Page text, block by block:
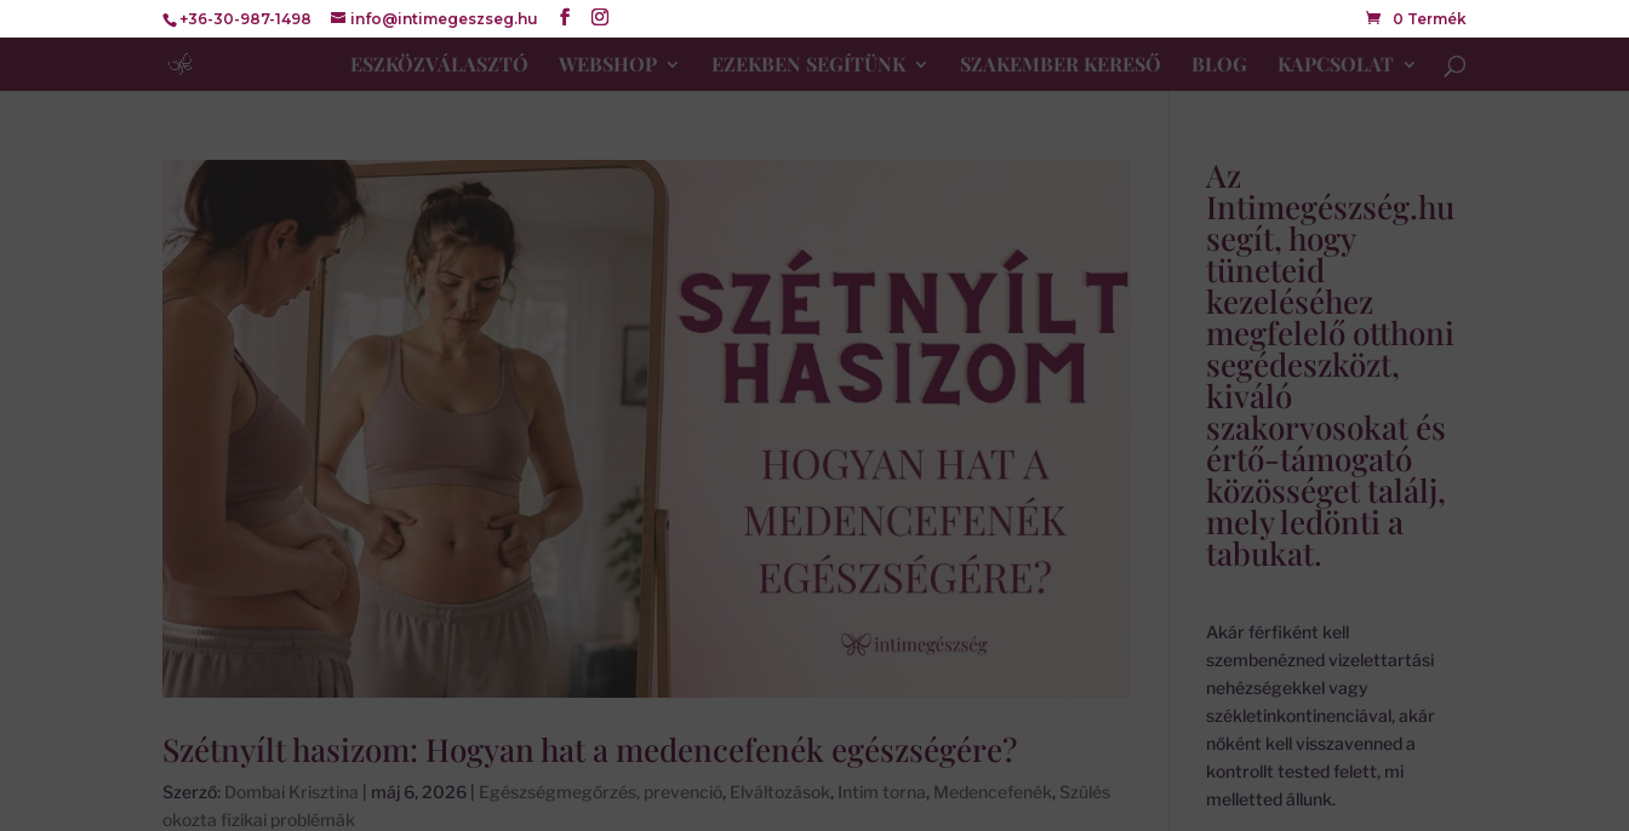
+36-30-987-1498 info@intimegeszseg.hu 0 Termék
ESZKÖZVÁLASZTÓ WEBSHOP EZEKBEN SEGÍTÜNK SZAKEMBER KERESŐ BLOG KAPCSOLAT
Szétnyílt hasizom: Hogyan hat a medencefenék egészségére?
Szerző: Dombai Krisztina máj 6, 2026 Egészségmegőrzés, prevenció, Elváltozások, Intim torna, Medencefenék, Szülés
okozta fizikai problémák
Az
Intimegészség.hu
segít, hogy
tüneteid
kezeléséhez
megfelelő otthoni
segédeszközt,
kiváló
szakorvosokat és
értő-támogató
közösséget találj,
mely ledönti a
tabukat.
Akár férfiként kell
szembenézned vizelettartási
nehézségekkel vagy
székletinkontinenciával, akár
nőként kell visszavenned a
kontrollt tested felett, mi
melletted állunk.